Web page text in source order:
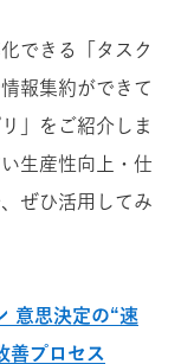
できる「タスク
報集約ができて
」をご紹介しま
生産性向上・仕
ぜひ活用してみ
意思決定の“速
善プロセス